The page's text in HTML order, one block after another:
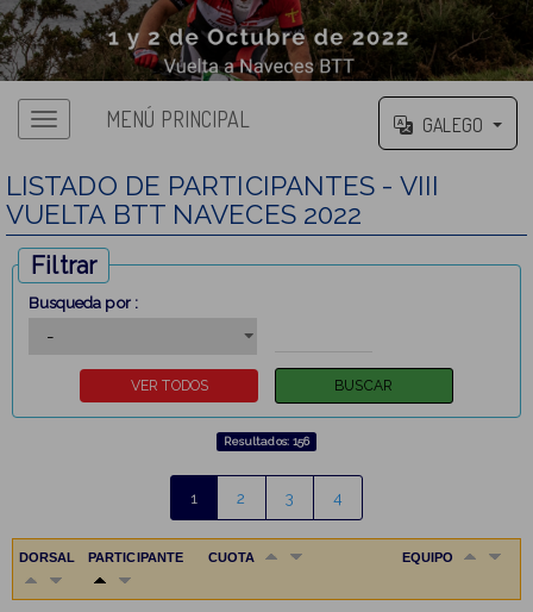
MENÚ PRINCIPAL GALEGO
LISTADO DE PARTICIPANTES - VIII
VUELTA BTT NAVECES 2022
Filtrar
Busqueda por :
Resultados: 156
1 2 3 4
DORSAL PARTICIPANTE CUOTA EQUIPO